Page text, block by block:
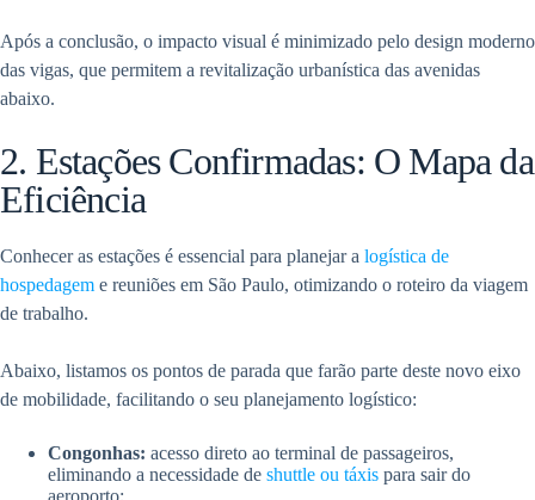
Após a conclusão, o impacto visual é minimizado pelo design moderno
das vigas, que permitem a revitalização urbanística das avenidas
abaixo.
2. Estações Confirmadas: O Mapa da
Eficiência
Conhecer as estações é essencial para planejar a logística de
hospedagem e reuniões em São Paulo, otimizando o roteiro da viagem
de trabalho.
Abaixo, listamos os pontos de parada que farão parte deste novo eixo
de mobilidade, facilitando o seu planejamento logístico:
Congonhas: acesso direto ao terminal de passageiros,
eliminando a necessidade de shuttle ou táxis para sair do
aeroporto;